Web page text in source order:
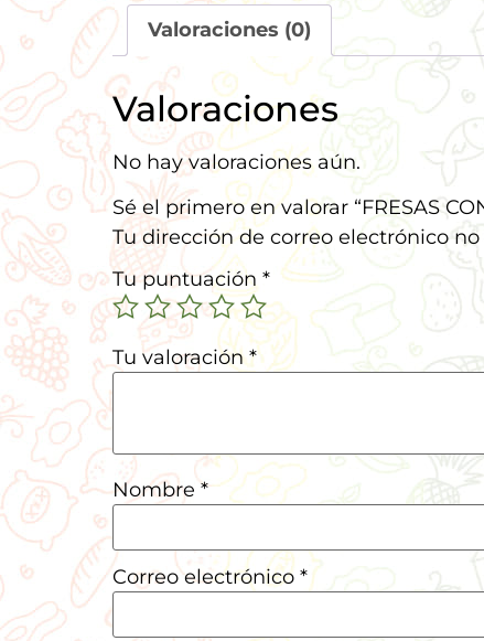
Valoraciones (0)
Valoraciones
No hay valoraciones aún.
Sé el primero en valorar “FRESAS
Tu dirección de correo electrónico
Tu puntuación *
Tu valoración*
Nombre *
Correo electrónico *